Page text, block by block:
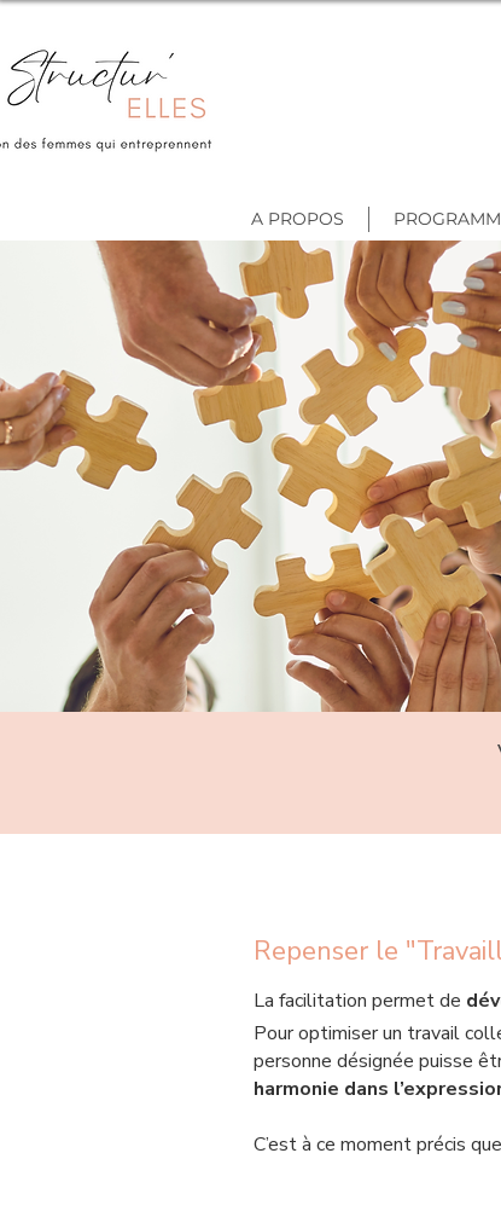
A PROPOS
Repenser le
La facilitation permet de
Pour optimiser un travail
personne désignée puisse
harmonie dans
C’est à ce moment précis que